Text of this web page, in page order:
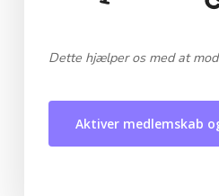
Dette hjælper os med at
Aktiver medlemskab